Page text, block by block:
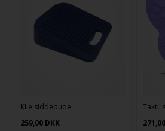
Kile siddepude
259,00 DKK
Taktil
271,00